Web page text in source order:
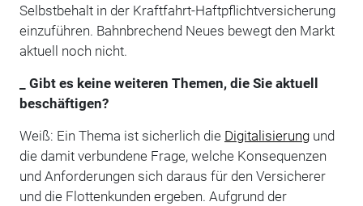
Selbstbehalt in der Kraftfahrt-Haftpflichtversicherung
einzuführen. Bahnbrechend Neues bewegt den Markt
aktuell noch nicht.
_ Gibt es keine weiteren Themen, die Sie aktuell
beschäftigen?
Weiß: Ein Thema ist sicherlich die Digitalisierungund
die damit verbundene Frage, welche Konsequenzen
und Anforderungen sich daraus für den Versicherer
und die Flottenkunden ergeben. Aufgrund der